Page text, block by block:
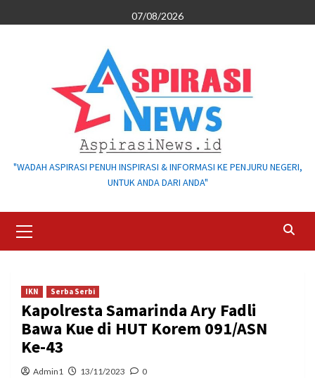
to
07/08/2026
"WADAH ASPIRASI PENUH INSPIRASI & INFORMASI KE PENJURU NEGERI,
UNTUK ANDA DARI ANDA"
Menu
IKN Serba Serbi
Kapolresta Samarinda Ary Fadli
Bawa Kue di HUT Korem 091/ASN
Ke-43
Admin1 13/11/2023 0